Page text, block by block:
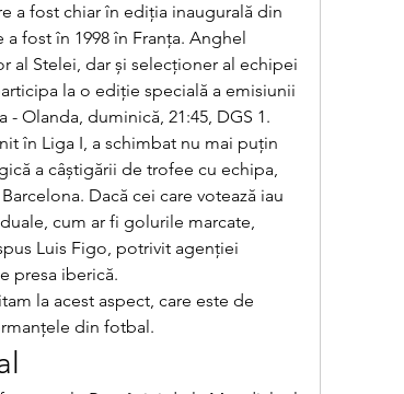
a fost chiar în ediția inaugurală din
a fost în 1998 în Franța. Anghel
al Stelei, dar și selecționer al echipei
la o ediție specială a emisiunii
Olanda, duminică, 21:45, DGS 1.
în Liga I, a schimbat nu mai puțin
a câștigării de trofee cu echipa,
Dacă cei care votează iau
cum ar fi golurile marcate,
Luis Figo, potrivit agenției
presa iberică.
la acest aspect, care este de
din fotbal.